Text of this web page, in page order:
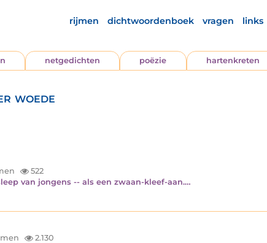
rijmen dichtwoordenboek vragen links
netgedichten poëzie hartenkreten
woede
522
van jongens -- als een zwaan-kleef-aan.…
2.130